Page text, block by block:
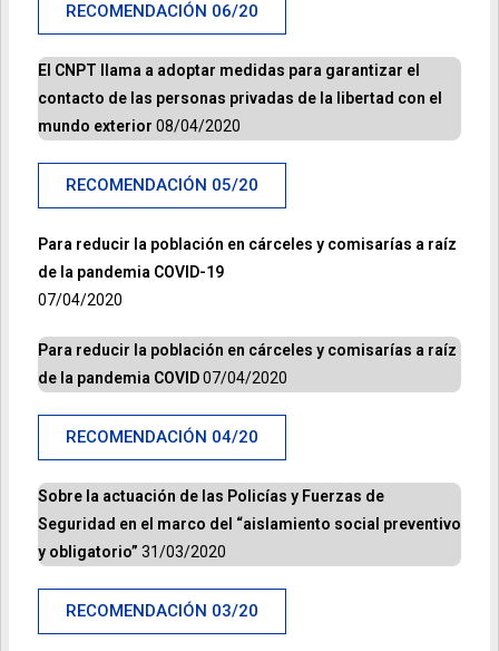
RECOMENDACIÓN 06/20
El CNPT llama a adoptar medidas para garantizar el
contacto de las personas privadas de la libertad con el
mundo exterior 08/04/2020
RECOMENDACIÓN 05/20
Para reducir la población en cárceles y comisarías a raíz
de la pandemia COVID-19
07/04/2020
Para reducir la población en cárceles y comisarías a raíz
de la pandemia COVID07/04/2020
RECOMENDACIÓN 04/20
Sobre la actuación de las Policías y Fuerzas de
Seguridad en el marco del “aislamiento social preventivo
y obligatorio” 31/03/2020
RECOMENDACIÓN 03/20